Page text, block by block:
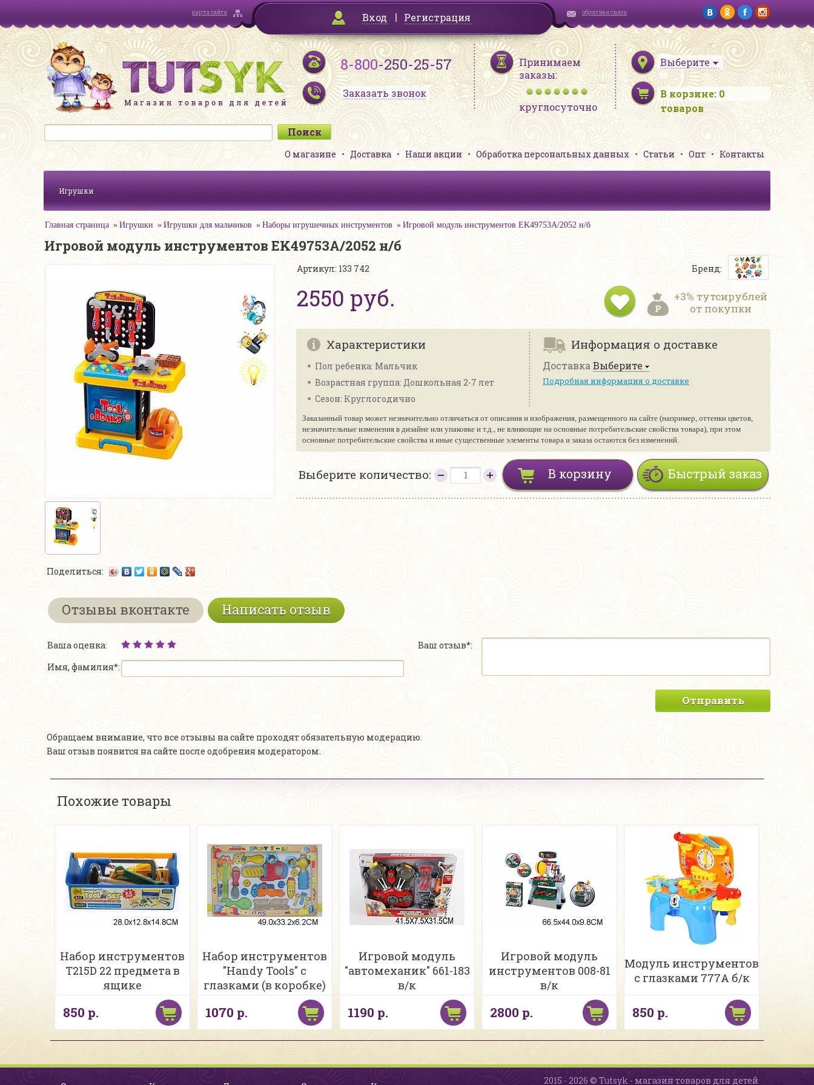
карта сайта Вход Регистрация обратная связь
8-800-250-25-57
Заказать звонок
Принимаем
заказы:
круглосуточно
Выберите
В корзине: 0
товаров
О магазине Доставка Наши акции Обработка персональных данных Статьи Опт Контакты
Игрушки
Главная страница Игрушки Игрушки для мальчиков Наборы игрушечных инструментов Игровой модуль инструментов EK49753A/2052 н/б
Игровой модуль инструментов EK49753A/2052 н/б
Поделиться:
Артикул: 133 742
2550 руб.
Бренд:
+3% тутсирублей
от покупки
Характеристики
Пол ребенка: Мальчик
Возрастная группа: Дошкольная 2-7 лет
Сезон: Круглогодично
Информация о доставке
Доставка Выберите
Подробная информация о доставке
Заказанный товар может незначительно отличаться от описания и изображения, размещенного на сайте (например, оттенки цветов,
незначительные изменения в дизайне или упаковке и т.д., не влияющие на основные потребительские свойства товара), при этом
основные потребительские свойства и иные существенные элементы товара и заказа остаются без изменений.
Выберите количество: Быстрый заказ
В корзину
Отзывы вконтакте Написать отзыв
Ваша оценка:
Имя, фамилия*:
Ваш отзыв*:
Отправить
Обращаем внимание, что все отзывы на сайте проходят обязательную модерацию.
Ваш отзыв появится на сайте после одобрения модератором.
Похожие товары
Набор инструментов
T215D 22 предмета в
ящике
850 р.
Набор инструментов
"Handy Tools" с
глазками (в коробке)
1070 р.
Игровой модуль
"автомеханик" 661-183
в/к
1190 р.
Игровой модуль
инструментов 008-81
в/к
2800 р.
Модуль инструментов
с глазками 777A б/к
850 р.
2015 - 2026 © Tutsyk - магазин товаров для детей